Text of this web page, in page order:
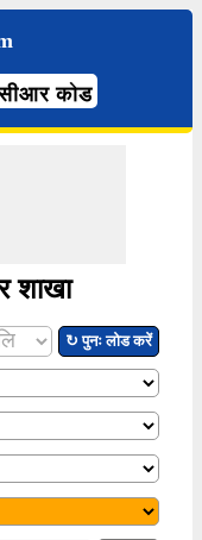
कोड
शाखा
↻ पुनः लोड करें